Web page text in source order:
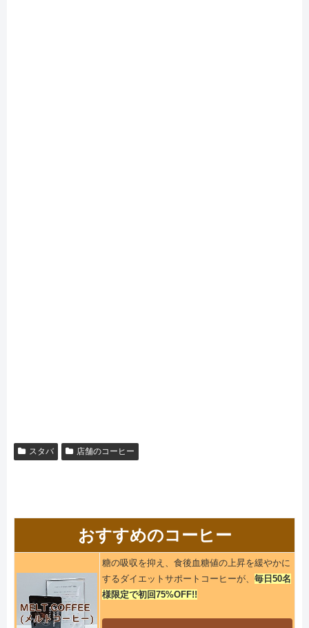
スタバ 店舗のコーヒー
おすすめのコーヒー
糖の吸収を抑え、食後血糖値の上昇を緩やかに
するダイエットサポートコーヒーが、 毎日50名
様限定で初回75%OFF!!